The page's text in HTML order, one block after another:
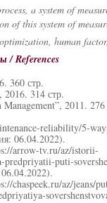
a system of
of this system of
human
/ References
360 стр.
314 стр.
2011. 276
reliability/5-
06.04.2022).
arrow-tv.ru/az/istorii-
predpriyatii-puti-
chaspeek.ru/az/jeans/